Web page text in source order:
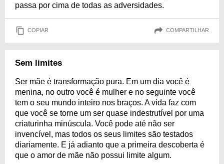
passa por cima de todas as adversidades.
COPIAR COMPARTILHAR
Sem limites
Ser mãe é transformação pura. Em um dia você é
menina, no outro você é mulher e no seguinte você
tem o seu mundo inteiro nos braços. A vida faz com
que você se torne um ser quase indestrutível por uma
criaturinha minúscula. Você pode até não ser
invencível, mas todos os seus limites são testados
diariamente. E já adianto que a primeira descoberta é
que o amor de mãe não possui limite algum.